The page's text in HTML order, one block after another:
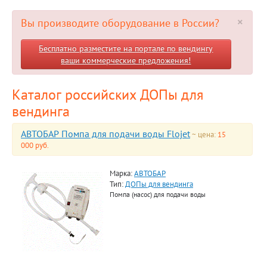
×
Вы производите оборудование в России?
Бесплатно разместите на портале по вендингу
ваши коммерческие предложения!
Каталог российских ДОПы для
вендинга
АВТОБАР Помпа для подачи воды Flojet~ цена: 15
000 руб.
Марка:АВТОБАР
Тип:ДОПы для вендинга
Помпа (насос) для подачи воды